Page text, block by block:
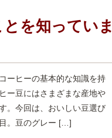
を知っていま
ーヒーの基本的な知識を持
ー豆にはさまざまな産地や
。今回は、おいしい豆選び
。豆のグレー […]